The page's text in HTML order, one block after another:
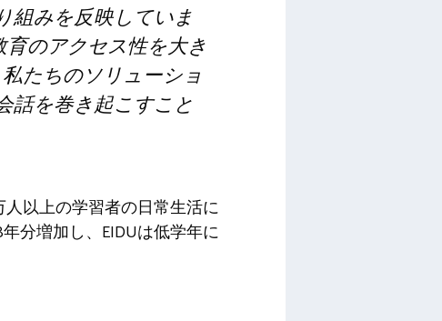
組みを反映していま
のアクセス性を大き
私たちのソリューショ
話を巻き起こすこと
以上の学習者の日常生活に
分増加し、EIDUは低学年に